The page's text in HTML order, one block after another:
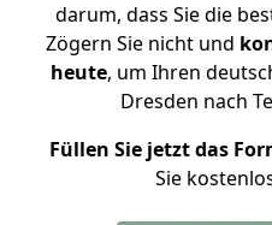
darum, dass Sie die
Zögern Sie nicht und
heute, um Ihren
Dresden nach
Füllen Sie jetzt das
Sie